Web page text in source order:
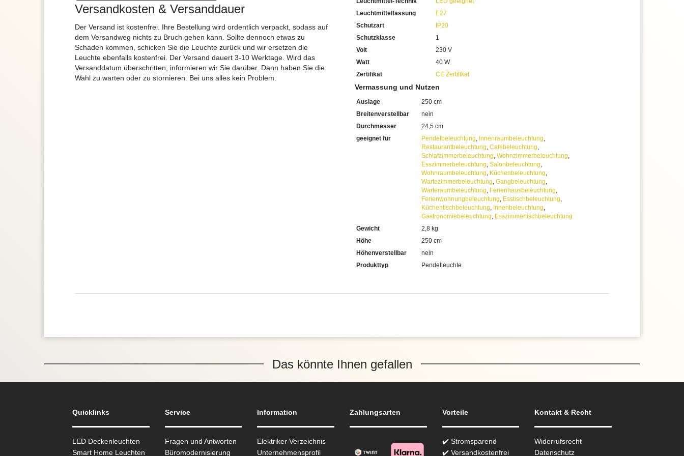
Bei Fragen, kontaktieren Sie uns jederzeit
Erkundigen Sie sich bei höherer Artikelanzahl nach Mengenrabatten
Versandkosten & Versanddauer
Der Versand ist kostenfrei. Ihre Bestellung wird ordentlich verpackt, sodass auf
dem Versandweg nichts zu Bruch gehen kann. Sollte dennoch etwas zu
Schaden kommen, schicken Sie die Leuchte zurück und wir ersetzen die
Leuchte ebenfalls kostenfrei. Der Versand dauert 3-10 Werktage. Wird das
Versanddatum überschritten, informieren wir Sie darüber. Dann haben Sie die
Wahl zu warten oder zu stornieren. Bei uns alles kein Problem.
Leuchtmittelfassung
E27
Schutzart
IP20
Schutzklasse
1
Volt
230 V
Watt
40 W
Zertifikat
CE Zertifikat
Vermassung und Nutzen
Auslage
250 cm
Breitenverstellbar
nein
Durchmesser
24,5 cm
geeignet für
Pendelbeleuchtung Innenraumbeleuchtung
Restaurantbeleuchtung Cafébeleuchtung
Schlafzimmerbeleuchtung Wohnzimmerbeleuchtung
Esszimmerbeleuchtung Salonbeleuchtung
Wohnraumbeleuchtung Küchenbeleuchtung
Wartezimmerbeleuchtung Gangbeleuchtung
Warteraumbeleuchtung Ferienhausbeleuchtung
Ferienwohnungbeleuchtung Esstischbeleuchtung
Küchentischbeleuchtung Innenbeleuchtung
Gastronomiebeleuchtung Esszimmertischbeleuchtung
Gewicht
2,8 kg
Höhe
250 cm
Höhenverstellbar
nein
Produkttyp
Pendelleuchte
Das könnte Ihnen gefallen
Quicklinks
LED Deckenleuchten
Smart Home Leuchten
Service
Fragen und Antworten
Büromodernisierung
Information
Elektriker Verzeichnis
Unternehmensprofil
Zahlungsarten Vorteile
✔️ Stromsparend
✔️ Versandkostenfrei
Kontakt & Recht
Widerrufsrecht
Datenschutz